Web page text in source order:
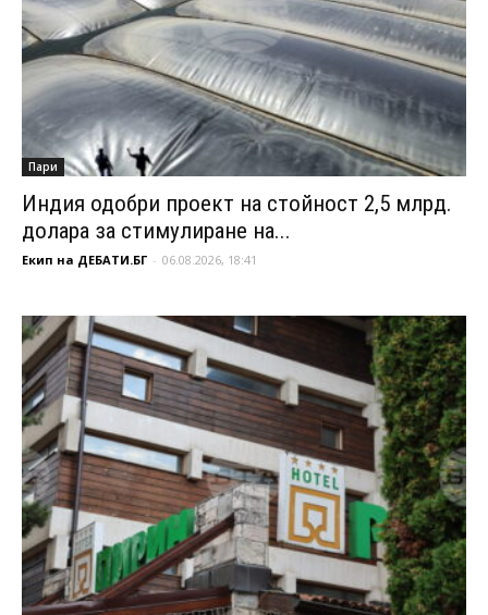
Пари
Индия одобри проект на стойност 2,5 млрд.
долара за стимулиране на...
Екип на ДЕБАТИ.БГ - 06.08.2026, 18:41